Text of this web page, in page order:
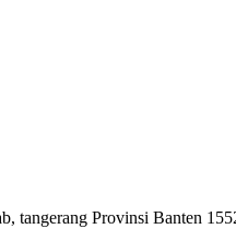
tangerang Provinsi Banten